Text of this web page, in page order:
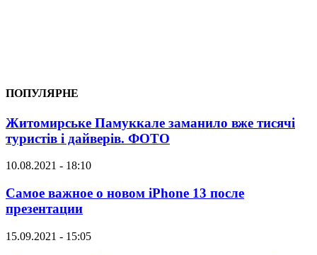
ПОПУЛЯРНЕ
Житомирське Памуккале заманило вже тисячі
туристів і дайверів. ФОТО
10.08.2021 - 18:10
Самое важное о новом iPhone 13 после
презентации
15.09.2021 - 15:05